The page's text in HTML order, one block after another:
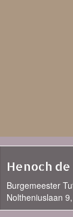
Henoch
Burgemeester
Noltheniuslaan